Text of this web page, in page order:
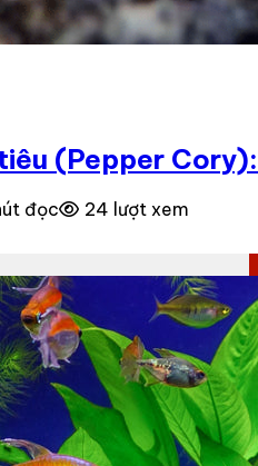
(Pepper
đọc 24 lượt xem